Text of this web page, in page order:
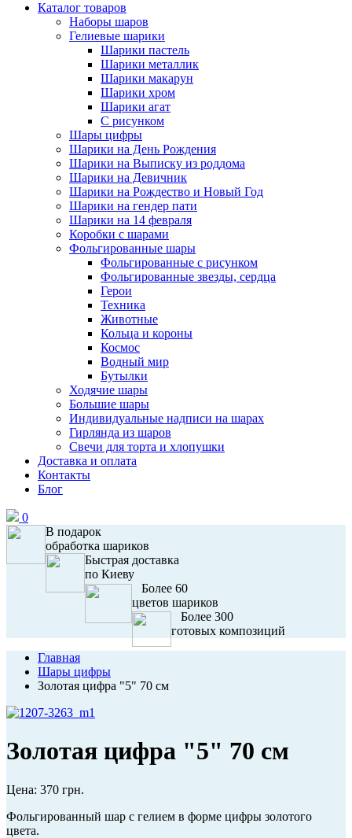
Каталог товаров
Наборы шаров
Гелиевые шарики
Шарики пастель
Шарики металлик
Шарики макарун
Шарики хром
Шарики агат
С рисунком
Шары цифры
Шарики на День Рождения
Шарики на Выписку из роддома
Шарики на Девичник
Шарики на Рождество и Новый Год
Шарики на гендер пати
Шарики на 14 февраля
Коробки с шарами
Фольгированные шары
Фольгированные с рисунком
Фольгированные звезды, сердца
Герои
Техника
Животные
Кольца и короны
Космос
Водный мир
Бутылки
Ходячие шары
Большие шары
Индивидуальные надписи на шарах
Гирлянда из шаров
Свечи для торта и хлопушки
Доставка и оплата
Контакты
Блог
0
В подарок
обработка шариков
Быстрая доставка
по Киеву
Более 60
цветов шариков
Более 300
готовых композиций
Главная
Шары цифры
Золотая цифра "5" 70 см
Золотая цифра "5" 70 см
Цена: 370 грн.
Фольгированный шар с гелием в форме цифры золотого
цвета.